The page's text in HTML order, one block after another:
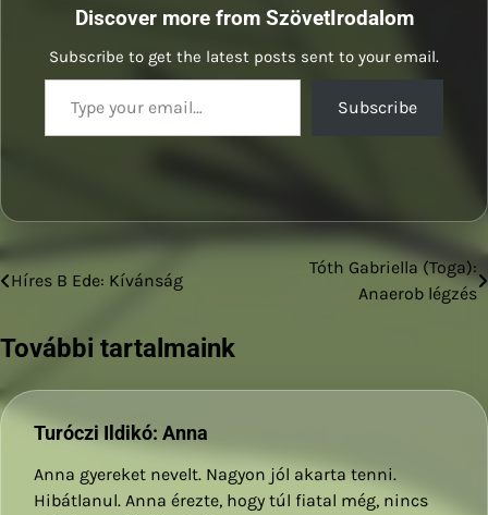
Discover more from SzövetIrodalom
Subscribe to get the latest posts sent to your email.
Type your email…
Subscribe
Bejegyzés
Híres B Ede: Kívánság
Tóth Gabriella (Toga):
Anaerob légzés
További tartalmaink
Turóczi Ildikó: Anna
Anna gyereket nevelt. Nagyon jól akarta tenni.
Hibátlanul. Anna érezte, hogy túl fiatal még, nincs